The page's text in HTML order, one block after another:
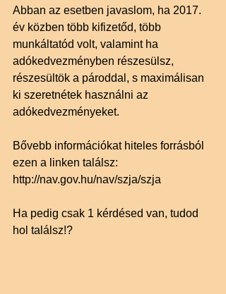
Abban az esetben javaslom, ha 2017.
év közben több kifizetőd, több
munkáltatód volt, valamint ha
adókedvezményben részesülsz,
részesültök a pároddal, s maximálisan
ki szeretnétek használni az
adókedvezményeket.
Bővebb információkat hiteles forrásból
ezen a linken találsz:
http://nav.gov.hu/nav/szja/szja
Ha pedig csak 1 kérdésed van, tudod
hol találsz!?